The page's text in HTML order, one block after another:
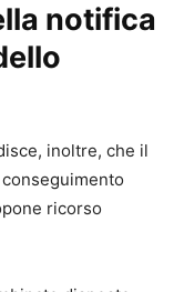
notifica
inoltre, che il
ricorso